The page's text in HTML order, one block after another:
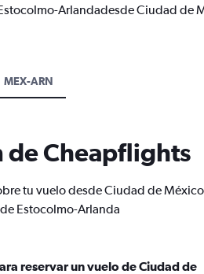
Arlandadesde Ciudad de
MEX-ARN
de Cheapflights
tu vuelo desde Ciudad de
Estocolmo-Arlanda
reservar un vuelo de Ciudad de